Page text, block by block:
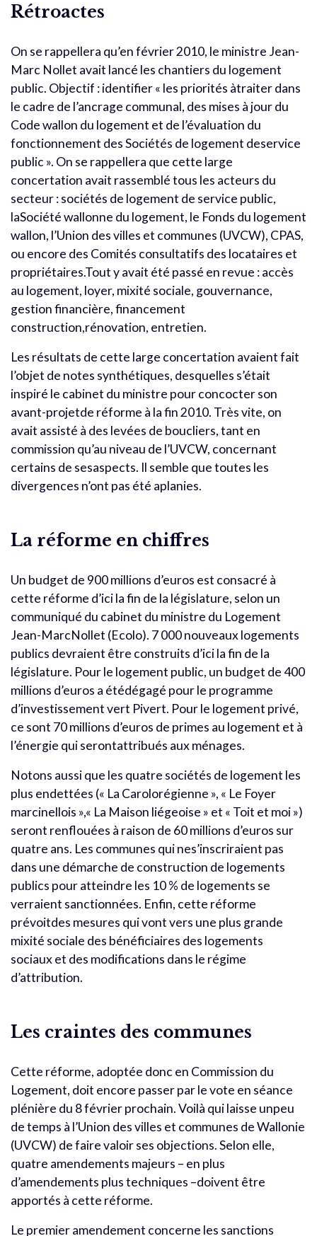
Rétroactes
On se rappellera qu’en février 2010, le ministre Jean-
Marc Nollet avait lancé les chantiers du logement
public. Objectif : identifier « les priorités àtraiter dans
le cadre de l’ancrage communal, des mises à jour du
Code wallon du logement et de l’évaluation du
fonctionnement des Sociétés de logement deservice
public ». On se rappellera que cette large
concertation avait rassemblé tous les acteurs du
secteur : sociétés de logement de service public,
laSociété wallonne du logement, le Fonds du logement
wallon, l’Union des villes et communes (UVCW), CPAS,
ou encore des Comités consultatifs des locataires et
propriétaires.Tout y avait été passé en revue : accès
au logement, loyer, mixité sociale, gouvernance,
gestion financière, financement
construction,rénovation, entretien.
Les résultats de cette large concertation avaient fait
l’objet de notes synthétiques, desquelles s’était
inspiré le cabinet du ministre pour concocter son
avant-projetde réforme à la fin 2010. Très vite, on
avait assisté à des levées de boucliers, tant en
commission qu’au niveau de l’UVCW, concernant
certains de sesaspects. Il semble que toutes les
divergences n’ont pas été aplanies.
La réforme en chiffres
Un budget de 900 millions d’euros est consacré à
cette réforme d’ici la fin de la législature, selon un
communiqué du cabinet du ministre du Logement
Jean-MarcNollet (Ecolo). 7 000 nouveaux logements
publics devraient être construits d’ici la fin de la
législature. Pour le logement public, un budget de 400
millions d’euros a étédégagé pour le programme
d’investissement vert Pivert. Pour le logement privé,
ce sont 70 millions d’euros de primes au logement et à
l’énergie qui serontattribués aux ménages.
Notons aussi que les quatre sociétés de logement les
plus endettées (« La Carolorégienne », « Le Foyer
marcinellois »,« La Maison liégeoise » et « Toit et moi »)
seront renflouées à raison de 60 millions d’euros sur
quatre ans. Les communes qui nes’inscriraient pas
dans une démarche de construction de logements
publics pour atteindre les 10 % de logements se
verraient sanctionnées. Enfin, cette réforme
prévoitdes mesures qui vont vers une plus grande
mixité sociale des bénéficiaires des logements
sociaux et des modifications dans le régime
d’attribution.
Les craintes des communes
Cette réforme, adoptée donc en Commission du
Logement, doit encore passer par le vote en séance
plénière du 8 février prochain. Voilà qui laisse unpeu
de temps à l’Union des villes et communes de Wallonie
(UVCW) de faire valoir ses objections. Selon elle,
quatre amendements majeurs – en plus
d’amendements plus techniques –doivent être
apportés à cette réforme.
Le premier amendement concerne les sanctions